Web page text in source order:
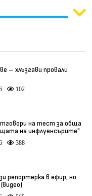
– хлъзгави провали
102
на тест за обща
на инфлуенсърите"
388
репортерка в ефир, но